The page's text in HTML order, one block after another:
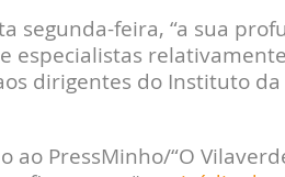
segunda-feira, “a sua
especialistas
dirigentes do Instituto
ao PressMinho/“O